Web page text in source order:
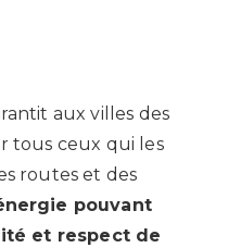
aux villes des
tous ceux qui les
routes et des
pouvant
et respect de